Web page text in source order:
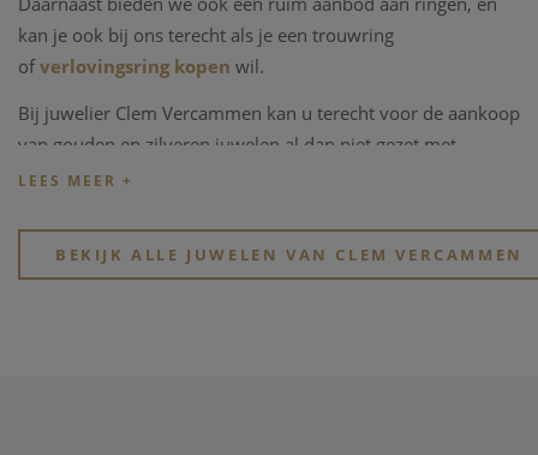
kan je ook bij ons terecht als je een trouwring
ofverlovingsring kopen wil.
Bij juwelier Clem Vercammen kan u terecht voor de aankoop
van gouden en zilveren juwelen al dan niet gezet met
edelstenen, kleurstenen of in combinaties met parels.
onze physieke winkel in hartje Heist-op-den-Berg.
BEKIJK ALLE JUWELEN VAN CLEM VERCAMMEN